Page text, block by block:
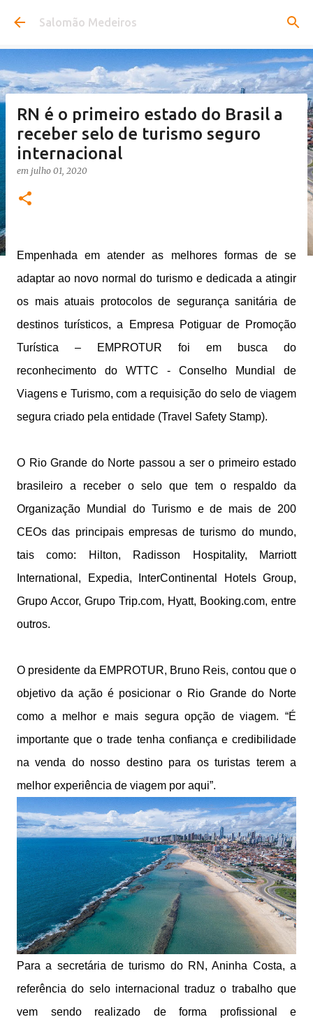
Pular para o conteúdo principal
Salomão Medeiros
RN é o primeiro estado do Brasil a
receber selo de turismo seguro
internacional
em julho 01, 2020
Empenhada em atender as melhores formas de se
adaptar ao novo normal do turismo e dedicada a atingir
os mais atuais protocolos de segurança sanitária de
destinos turísticos, a Empresa Potiguar de Promoção
Turística – EMPROTUR foi em busca do
reconhecimento do WTTC - Conselho Mundial de
Viagens e Turismo, com a requisição do selo de viagem
segura criado pela entidade (Travel Safety Stamp).
O Rio Grande do Norte passou a ser o primeiro estado
brasileiro a receber o selo que tem o respaldo da
Organização Mundial do Turismo e de mais de 200
CEOs das principais empresas de turismo do mundo,
tais como: Hilton, Radisson Hospitality, Marriott
International, Expedia, InterContinental Hotels Group,
Grupo Accor, Grupo Trip.com, Hyatt, Booking.com, entre
outros.
O presidente da EMPROTUR, Bruno Reis, contou que o
objetivo da ação é posicionar o Rio Grande do Norte
como a melhor e mais segura opção de viagem. “É
importante que o trade tenha confiança e credibilidade
na venda do nosso destino para os turistas terem a
melhor experiência de viagem por aqui”.
Para a secretária de turismo do RN, Aninha Costa, a
referência do selo internacional traduz o trabalho que
vem sendo realizado de forma profissional e